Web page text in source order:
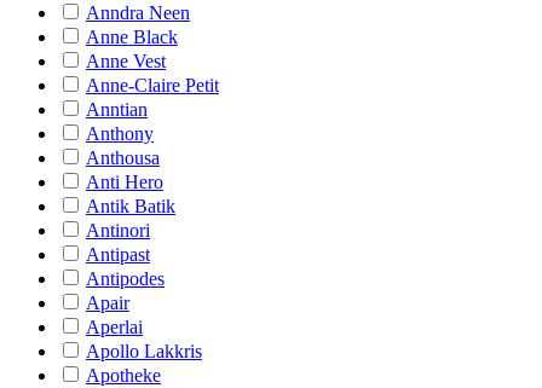
Anndra Neen
Anne Black
Anne Vest
Anne-Claire Petit
Anntian
Anthony
Anthousa
Anti Hero
Antik Batik
Antinori
Antipast
Antipodes
Apair
Aperlai
Apollo Lakkris
Apotheke